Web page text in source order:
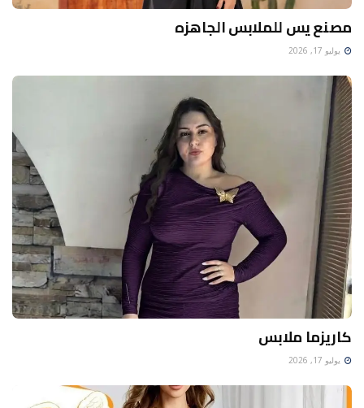
مصنع يس للملابس الجاهزه
يوليو 17, 2026
كاريزما ملابس
يوليو 17, 2026